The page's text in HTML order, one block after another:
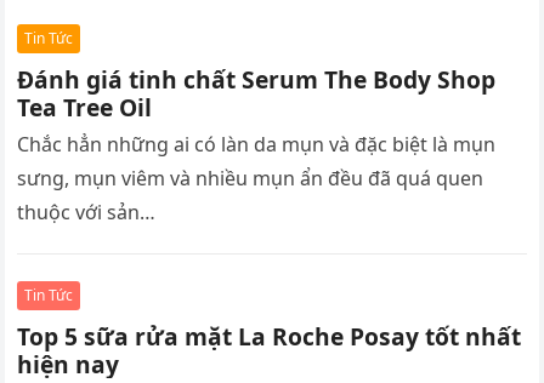
Tin Tức
Đánh giá tinh chất Serum The Body Shop
Tea Tree Oil
Chắc hẳn những ai có làn da mụn và đặc biệt là mụn
sưng, mụn viêm và nhiều mụn ẩn đều đã quá quen
thuộc với sản…
Tin Tức
Top 5 sữa rửa mặt La Roche Posay tốt nhất
hiện nay